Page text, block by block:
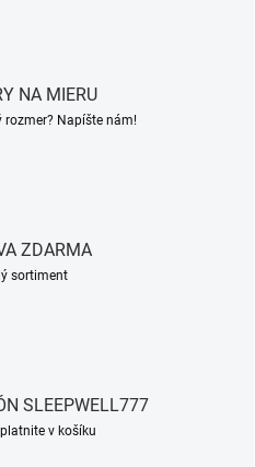
NA MIERU
rozmer? Napíšte nám!
ZDARMA
sortiment
SLEEPWELL777
v košíku